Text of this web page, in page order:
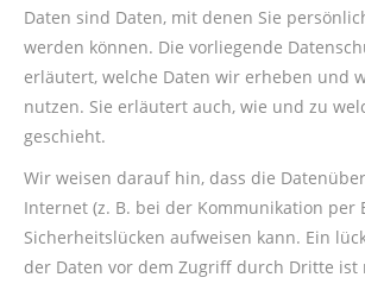
Daten sind Daten, mit denen Sie
werden können. Die vorliegende
erläutert, welche Daten wir erheben und
nutzen. Sie erläutert auch, wie und zu
geschieht.
Wir weisen darauf hin, dass die
Internet (z. B. bei der Kommunikation per
Sicherheitslücken aufweisen kann. Ein
der Daten vor dem Zugriff durch Dritte ist